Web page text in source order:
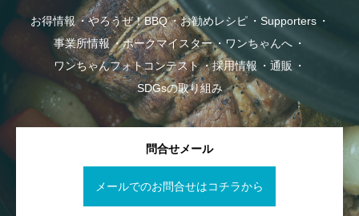
お得情報 やろうぜ！BBQ お勧めレシピ
Supporters
事業所情報
ポークマイスター
ワンちゃんへ
ワンちゃんフォトコンテスト
採用情報
通販
SDGsの取り組み
問合せメール
メールでのお問合せはコチラから